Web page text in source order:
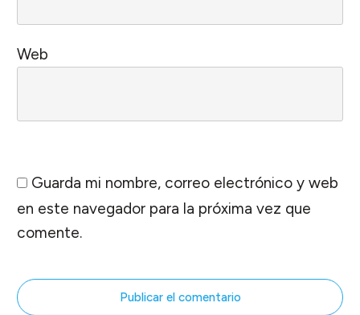
Web
Guarda mi nombre, correo electrónico y web
en este navegador para la próxima vez que
comente.
Publicar el comentario